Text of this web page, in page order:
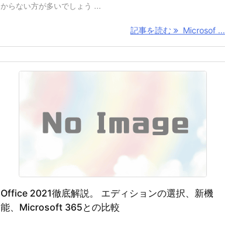
からない方が多いでしょう ...
記事を読む Microsof ...
Office 2021徹底解説。 エディションの選択、新機
能、Microsoft 365との比較